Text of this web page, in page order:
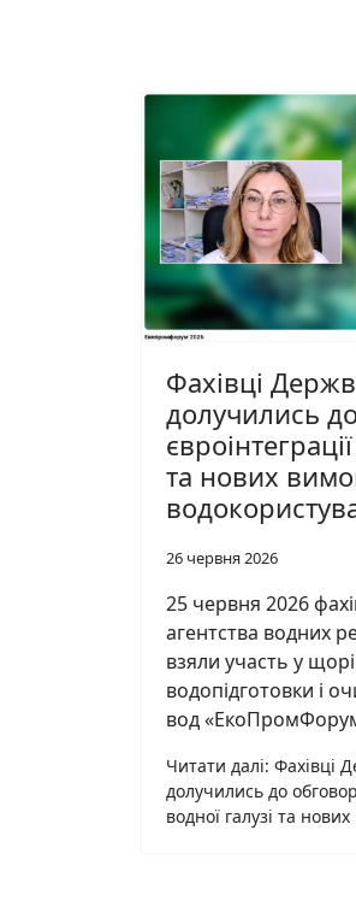
Фахівці
долучились
та нових
26 червня 2026
25 червня 2026
агентства водних
взяли участь у
водопідготовки і
вод
Читати далі: Фахівці
долучились до
водної галузі та